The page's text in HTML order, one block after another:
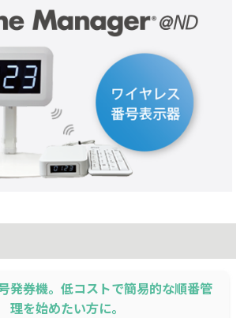
発券機。低コストで簡易的な順番管
理を始めたい方に。